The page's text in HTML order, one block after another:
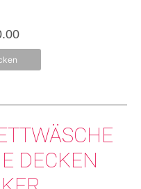
DECKEN